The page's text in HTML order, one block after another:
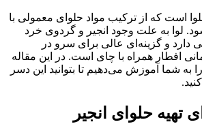
که از ترکیب مواد حلوای معمولی با
به علت وجود انجیر و گردوی خرد
عالی برای سرو در
همراه با چای است. در این مقاله
آموزش می‌دهیم تا بتوانید این دسر
حلوای انجیر